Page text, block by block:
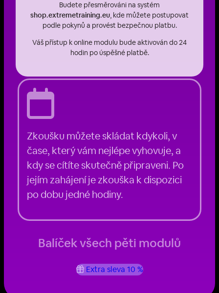
Budete přesměrováni na systém
shop.extremetraining.eu, kde můžete postupovat
podle pokynů a provést bezpečnou platbu.
Váš přístup k online modulu bude aktivován do 24
hodin po úspěšné platbě.
Zkoušku můžete skládat kdykoli, v
čase, který vám nejlépe vyhovuje, a
kdy se cítíte skutečně připraveni. Po
jejím zahájení je zkouška k dispozici
po dobu jedné hodiny.
Balíček všech pěti modulů
Extra sleva 10 %